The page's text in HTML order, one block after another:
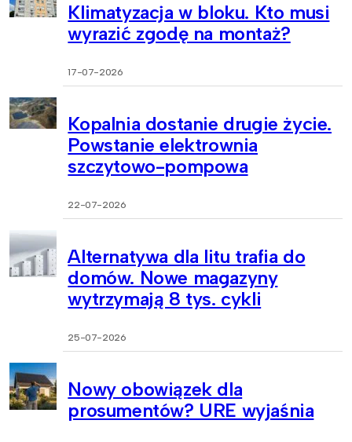
Klimatyzacja w bloku. Kto musi
wyrazić zgodę na montaż?
17-07-2026
Kopalnia dostanie drugie życie.
Powstanie elektrownia
szczytowo-pompowa
22-07-2026
Alternatywa dla litu trafia do
domów. Nowe magazyny
wytrzymają 8 tys. cykli
25-07-2026
Nowy obowiązek dla
prosumentów? URE wyjaśnia